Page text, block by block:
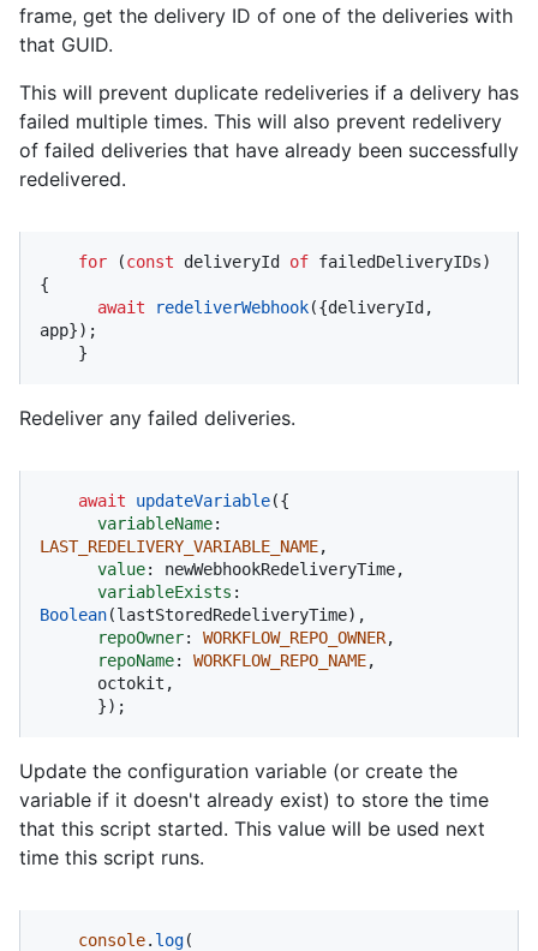
frame, get the delivery ID of one of the deliveries with
that GUID.
This will prevent duplicate redeliveries if a delivery has
failed multiple times. This will also prevent redelivery
of failed deliveries that have already been successfully
redelivered.
for (const deliveryId of failedDeliveryIDs)
{
await
redeliverWebhook({deliveryId,
app});
    }
Redeliver any failed deliveries.
await updateVariable({
variableName
LAST_REDELIVERY_VARIABLE_NAME,
value: newWebhookRedeliveryTime,
variableExists
Boolean(lastStoredRedeliveryTime),
repoOwner: WORKFLOW_REPO_OWNER,
repoName: WORKFLOW_REPO_NAME,
      });
Update the configuration variable (or create the
variable if it doesn't already exist) to store the time
that this script started. This value will be used next
time this script runs.
console. log(